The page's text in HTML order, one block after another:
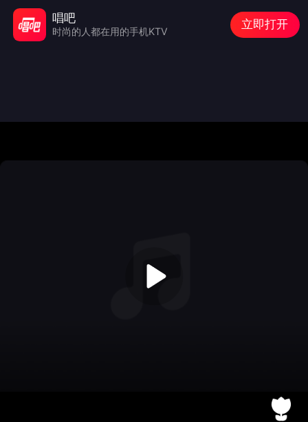
唱吧
时尚的人都在用的手机KTV
立即打开